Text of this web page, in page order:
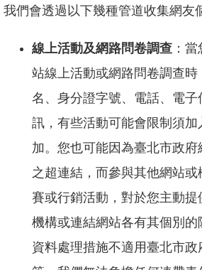
通
府
我們會透過以下幾種管道收集網友
線上活動及網路問卷調查 ：
站線上活動或網路問卷調查
名、身分證字號、電話、電
訊，有些活動可能會限制須加
加。您也可能因為臺北市政
之超連結，而參與其他網站
賽或行銷活動，對於您主動
機構或連結網站各有其個別
資料處理措施不適用臺北市